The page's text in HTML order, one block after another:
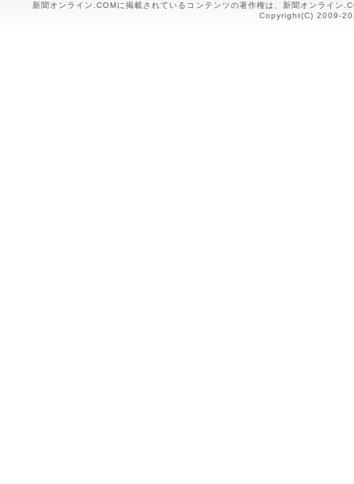
新聞オンライン.COMに掲載されているコンテンツの著作権は、新聞オンライン
Copyright(C) 2009-